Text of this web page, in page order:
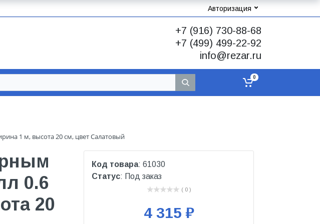
Авторизация
+7 (916) 730-88-68
+7 (499) 499-22-92
info@rezar.ru
0
1 м, высота 20 см, цвет Салатовый
0.6
20
Код товара: 61030
Статус: Под заказ
( 0 )
4 315 ₽